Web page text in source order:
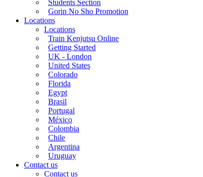
Students Section
Gorin No Sho Promotion
Locations
Locations
Train Kenjutsu Online
Getting Started
UK - London
United States
Colorado
Florida
Egypt
Brasil
Portugal
México
Colombia
Chile
Argentina
Uruguay
Contact us
Contact us